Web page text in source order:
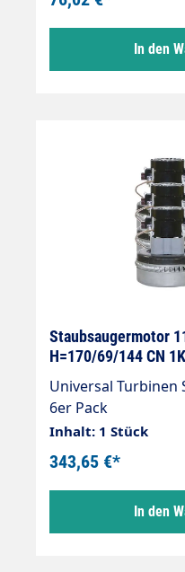
Doppelt
Isolierungsklasse
In den
Staubsaugermotor
H=170/69/144 CN
Universal
6er Pack
Inhalt: 1 Stück
343,65 €*
In den